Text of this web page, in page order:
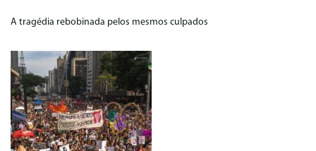
A tragédia rebobinada pelos mesmos culpados